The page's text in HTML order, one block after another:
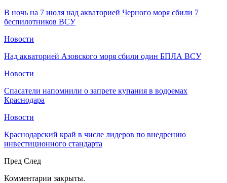
В ночь на 7 июля над акваторией Черного моря сбили 7
беспилотников ВСУ
Новости
Над акваторией Азовского моря сбили один БПЛА ВСУ
Новости
Спасатели напомнили о запрете купания в водоемах
Краснодара
Новости
Краснодарский край в числе лидеров по внедрению
инвестиционного стандарта
Пред След
Комментарии закрыты.